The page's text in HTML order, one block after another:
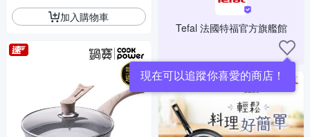
加入購物車
Tefal 法國特福官方旗艦館